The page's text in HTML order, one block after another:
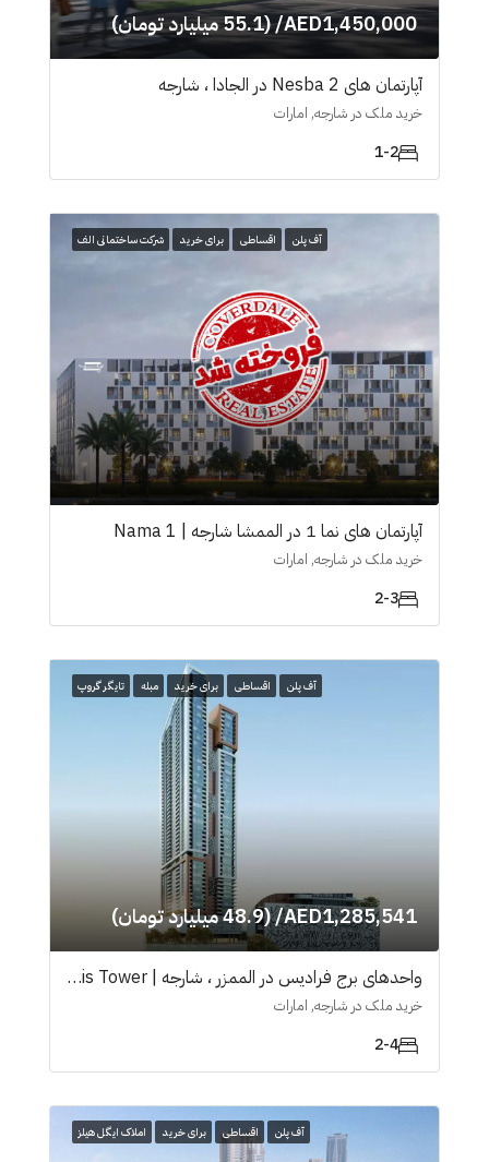
AED1,450,000/ (55.1 میلیارد تومان)
آپارتمان های Nesba 2 در الجادا ، شارجە
خرید ملک در شارجه, امارات
1-2
آف پلن اقساطی برای خرید شرکت ساختمانی الف
آپارتمان های نما 1 در الممشا شارجە | Nama 1
خرید ملک در شارجه, امارات
2-3
آف پلن اقساطی برای خرید مبله تایگر گروپ
AED1,285,541/ (48.9 میلیارد تومان)
واحدهای برج فرادیس در الممزر ، شارجه | Faradis Tower
خرید ملک در شارجه, امارات
2-4
آف پلن اقساطی برای خرید املاک ایگل هیلز